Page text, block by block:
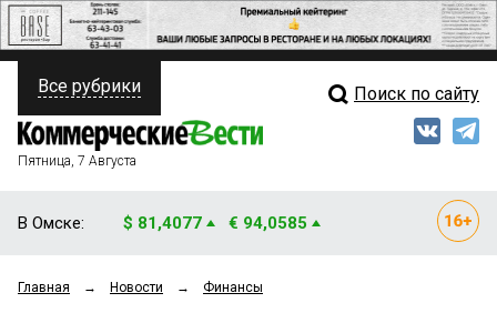
ПОЛИТИКА
ФИНАНСЫ
ОБЩЕСТВО
Свежий выпуск
Все рубрики Поиск по сайту
Пятница, 7 Августа
В Омске: $ 81,4077 € 94,0585
Главная → Новости → Финансы